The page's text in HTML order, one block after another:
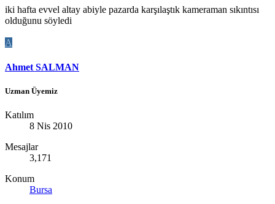
iki hafta evvel altay abiyle pazarda karşılaştık kameraman sıkıntısı
olduğunu söyledi
A
Ahmet SALMAN
Uzman Üyemiz
Katılım
8 Nis 2010
Mesajlar
3,171
Konum
Bursa